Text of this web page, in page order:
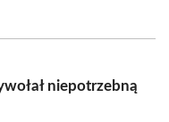
niepotrzebną